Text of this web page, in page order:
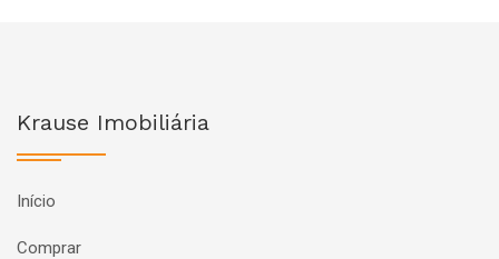
Krause Imobiliária
Início
Comprar